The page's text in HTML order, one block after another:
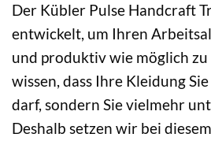
Der Kübler Pulse Handcraft
entwickelt, um Ihren
und produktiv wie möglich
wissen, dass Ihre Kleidung
darf, sondern Sie vielmehr
Deshalb setzen wir bei